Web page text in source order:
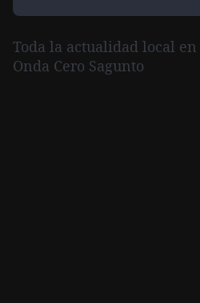
Toda la actualidad local
Onda Cero Sagunto